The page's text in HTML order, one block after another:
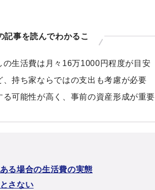
記事を読んでわかるこ
の生活費は月々16万1000円程度が目安
、持ち家ならではの支出も考慮が必要
可能性が高く、事前の資産形成が重要
る場合の生活費の実態
さない